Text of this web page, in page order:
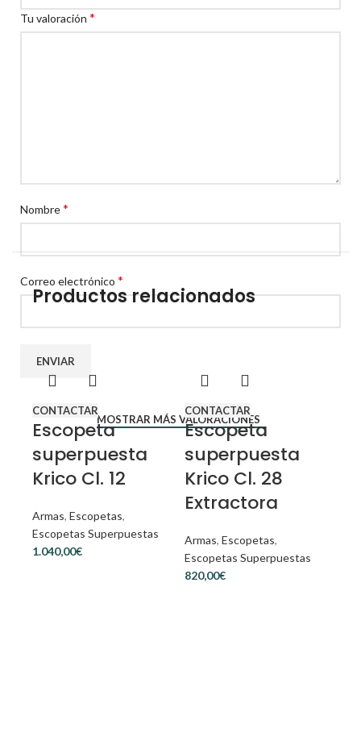
Tu valoración *
Nombre*
Correo electrónico *
MOSTRAR MÁS VALORACIONES
Productos relacionados
CONTACTAR
Escopeta
superpuesta
Krico Cl. 12
Armas, Escopetas,
Escopetas Superpuestas
€
CONTACTAR
Escopeta
superpuesta
Krico Cl. 28
Extractora
Armas, Escopetas,
Escopetas Superpuestas
€